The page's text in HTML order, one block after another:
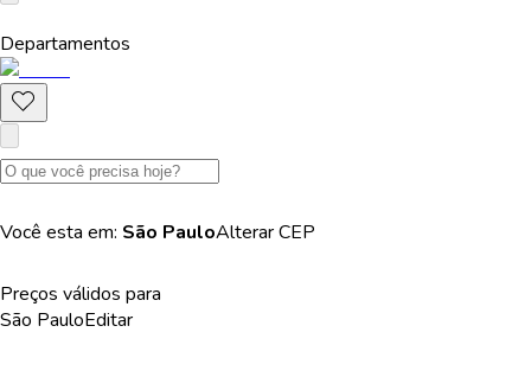
Departamentos
Você esta em: São PauloAlterarCEP
Preços válidos para
São PauloEditar